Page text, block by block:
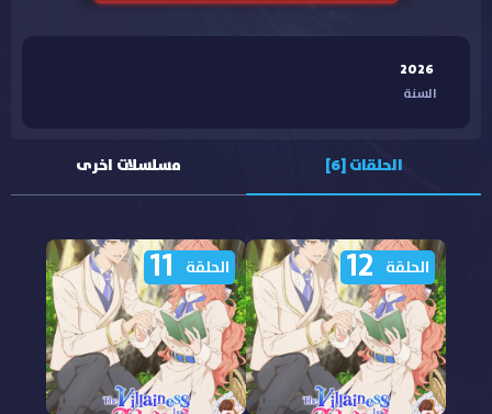
2026
السنة
الحلقات [6] مسلسلات اخرى
الحلقة 12 الحلقة 11